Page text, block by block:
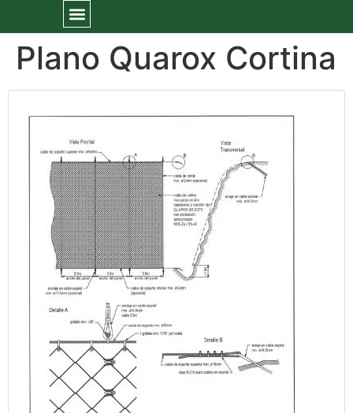
Plano Quarox Cortina